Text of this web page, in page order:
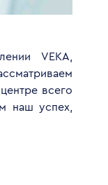
VEKA,
всего
наш успех,